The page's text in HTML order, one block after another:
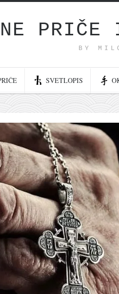
PRIČE
BY
SVETLOPIS